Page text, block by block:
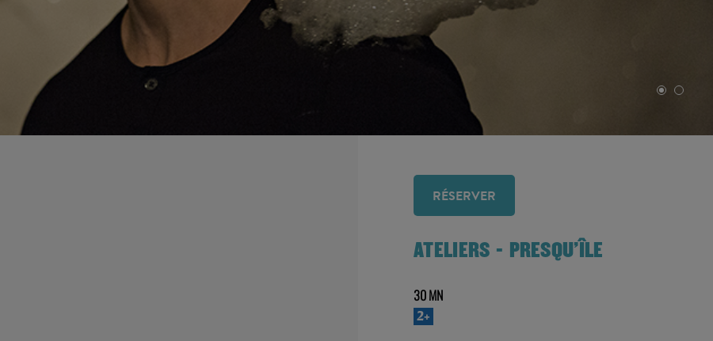
RÉSERVER
ATELIERS - PRESQU'ÎLE
30 MN
2+